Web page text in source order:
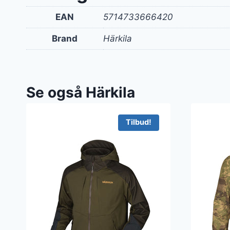
EAN 5714733666420
Brand Härkila
Se også Härkila
Tilbud!